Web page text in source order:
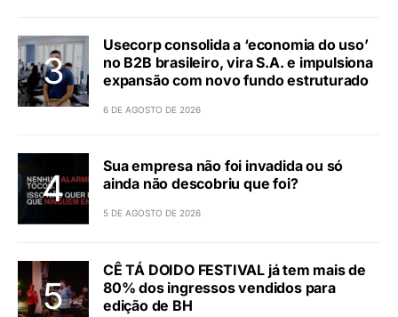
Usecorp consolida a ‘economia do uso’
no B2B brasileiro, vira S.A. e impulsiona
expansão com novo fundo estruturado
6 DE AGOSTO DE 2026
Sua empresa não foi invadida ou só
ainda não descobriu que foi?
5 DE AGOSTO DE 2026
CÊ TÁ DOIDO FESTIVAL já tem mais de
80% dos ingressos vendidos para
edição de BH